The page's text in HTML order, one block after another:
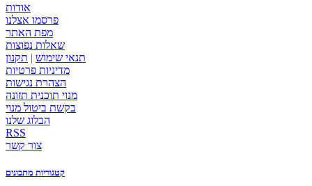
אודות
פרסמו אצלנו
מפת האתר
שאלות נפוצות
תנאי שימוש | תקנון
מדיניות פרטיות
הצהרת נגישות
מנוי תוכנית תזונה
בקשת ביטול מנוי
הבלוג שלנו
RSS
צור קשר
קטגוריות מתכונים